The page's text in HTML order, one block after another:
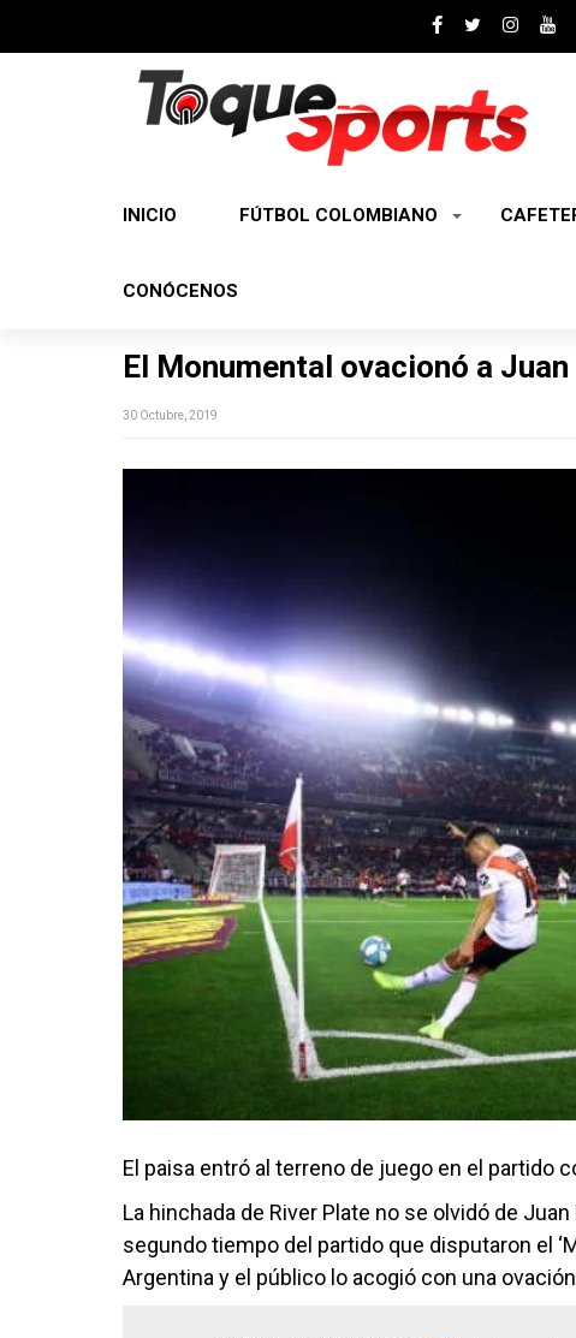
INICIO FÚTBOL COLOMBIANO
CONÓCENOS
El Monumental ovacionó a
30 Octubre, 2019
El paisa entró al terreno de juego en el partido
La hinchada de River Plate no se olvidó de
segundo tiempo del partido que disputaron el
Argentina y el público lo acogió con una